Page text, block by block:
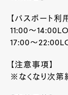
【パスポート利
11:00～14:00LO
17:00～
【注意事項】
※なくなり次第